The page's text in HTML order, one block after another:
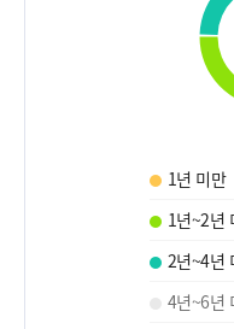
1년 미만
1년~2년
2년~4년
4년~6년